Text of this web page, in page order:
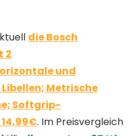
die Bosch
2
und
Metrische
Softgrip-
. Im Preisvergleich